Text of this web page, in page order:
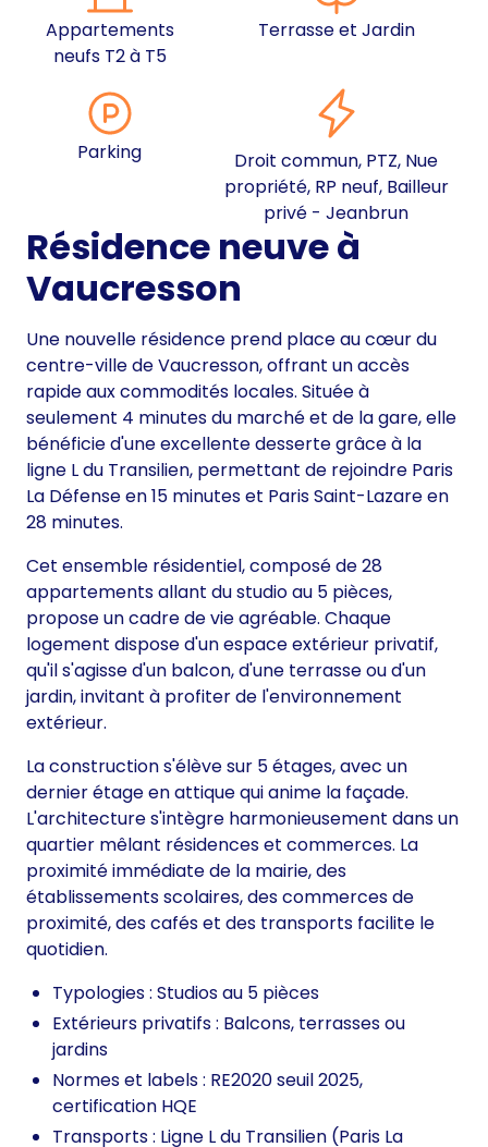
Appartements
neufs T2 à T5
Terrasse et Jardin
Parking
Droit commun, PTZ, Nue
propriété, RP neuf, Bailleur
privé - Jeanbrun
Résidence neuve à
Vaucresson
Une nouvelle résidence prend place au cœur du
centre-ville de Vaucresson, offrant un accès
rapide aux commodités locales. Située à
seulement 4 minutes du marché et de la gare, elle
bénéficie d'une excellente desserte grâce à la
ligne L du Transilien, permettant de rejoindre Paris
La Défense en 15 minutes et Paris Saint-Lazare en
28 minutes.
Cet ensemble résidentiel, composé de 28
appartements allant du studio au 5 pièces,
propose un cadre de vie agréable. Chaque
logement dispose d'un espace extérieur privatif,
qu'il s'agisse d'un balcon, d'une terrasse ou d'un
jardin, invitant à profiter de l'environnement
extérieur.
La construction s'élève sur 5 étages, avec un
dernier étage en attique qui anime la façade.
L'architecture s'intègre harmonieusement dans un
quartier mêlant résidences et commerces. La
proximité immédiate de la mairie, des
établissements scolaires, des commerces de
proximité, des cafés et des transports facilite le
quotidien.
Typologies : Studios au 5 pièces
Extérieurs privatifs : Balcons, terrasses ou
jardins
Normes et labels : RE2020 seuil 2025,
certification HQE
Transports : Ligne L du Transilien (Paris La